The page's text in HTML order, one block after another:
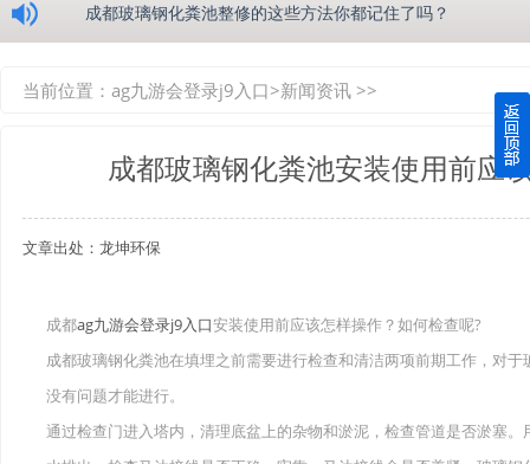
成都玻璃钢化粪池整修的这些方法你都记住了吗？
四川玻璃钢化粪池逐渐取代传统玻璃钢化粪池的这几点原因
关于重庆玻璃钢化粪池的这些基础知识你都记住了吗？
在安装绵阳玻璃钢化粪池时可能遇到这些难题
使用成都玻璃钢化粪池的七大好处你都记住了吗？
当前位置： ag九游会登录j9入口>新闻资讯 >>
成都玻璃钢化粪池安装使用前应
文章出处：龙坤环保
成都ag九游会登录j9入口安装使用前应该怎样操作？如何检查呢?
成都玻璃钢化粪池在填埋之前需要进行检查和清洁两项前期工作，对
没有问题才能进行。
通过检查门进入塔内，清理底盆上的杂物和淤泥，检查管道是否淤塞